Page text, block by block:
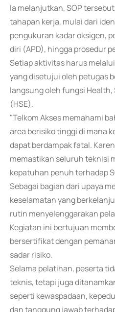
Ia melanjutkan, SOP
tahapan kerja, mulai dari
pengukuran kadar oksigen,
diri (APD), hingga prosedur
Setiap aktivitas harus
yang disetujui oleh petugas
langsung oleh fungsi
(HSE).
"Telkom Akses memahami
area berisiko tinggi di mana
dapat berdampak fatal.
memastikan seluruh teknisi
kepatuhan penuh terhadap
Sebagai bagian dari upaya
keselamatan yang
rutin menyelenggarakan
Kegiatan ini bertujuan
bersertifikat dengan
sadar risiko.
Selama pelatihan, peserta
teknis, tetapi juga
seperti kewaspadaan,
dan tanggung jawab